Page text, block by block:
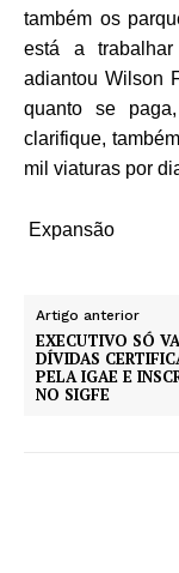
também os
está a
adiantou Wilson
quanto se
clarifique,
mil viaturas por
Expansão
Artigo anterior
EXECUTIVO SÓ
DÍVIDAS
PELA IGAE E
NO SIGFE